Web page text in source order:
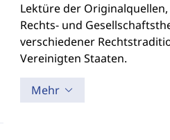
Lektüre der
Rechts- und
verschiedener
Vereinigten Staaten.
Mehr